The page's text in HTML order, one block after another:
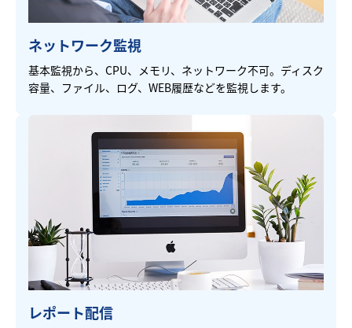
ネットワーク監視
基本監視から、CPU、メモリ、ネットワーク不可。ディスク
容量、ファイル、ログ、WEB履歴などを監視します。
レポート配信